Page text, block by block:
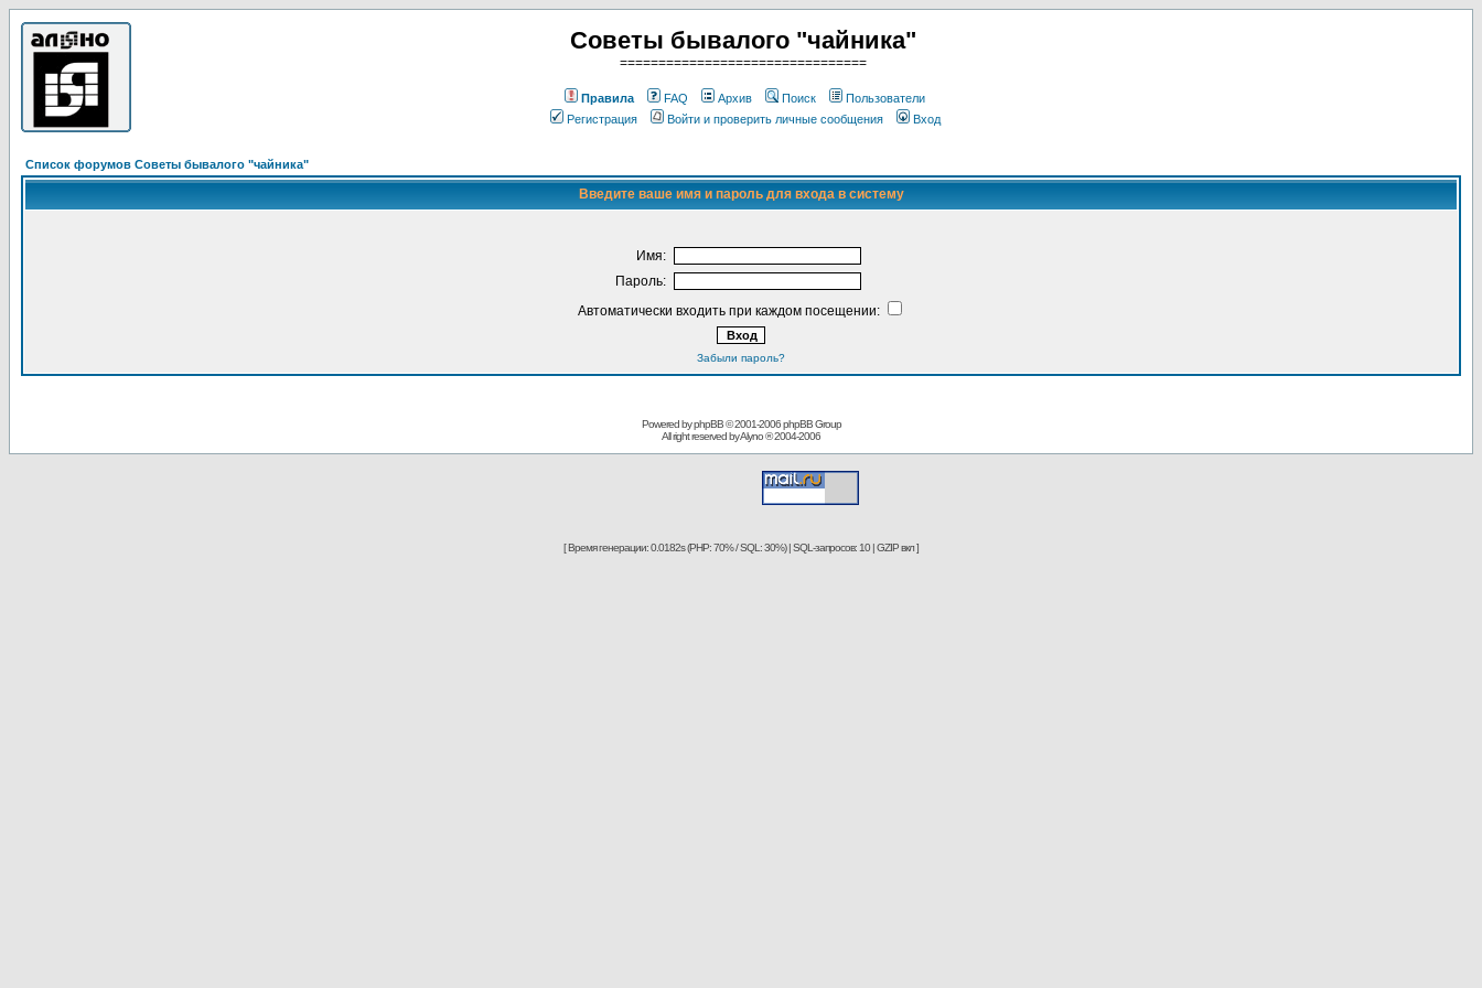
Советы бывалого "чайника"
================================
Правила FAQ Архив Поиск
Пользователи
Регистрация
Войти и проверить личные сообщения Вход
Список форумов Советы бывалого "чайника"
Введите ваше имя и пароль для входа в систему
Имя:
Пароль:
Автоматически входить при каждом посещении:
Забыли пароль?
Powered by phpBB © 2001-2006phpBB Group
All right reserved byAlyno® 2004-2006
[ Время генерации: 0.0182s (PHP: 70% / SQL: 30%) | SQL-запросов: 10 | GZIP вкл ]